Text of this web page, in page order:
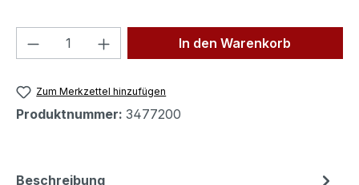
Produkt Anzahl: Gib denIn den Warenkorb
Zum Merkzettel hinzufügen
Produktnummer: 3477200
Beschreibung